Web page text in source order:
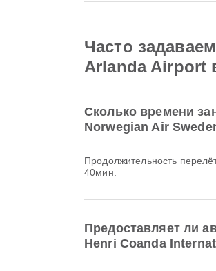
Часто
Arlanda Airport
Сколько времени
Norwegian Air
Продолжительность перелёта из Stockholm Arlanda Airport в Henri Coanda International Airport авиакомпанией Norwegian Air Sweden составляет примерно 2ч
40мин.
Предоставляет ли
Henri Coanda